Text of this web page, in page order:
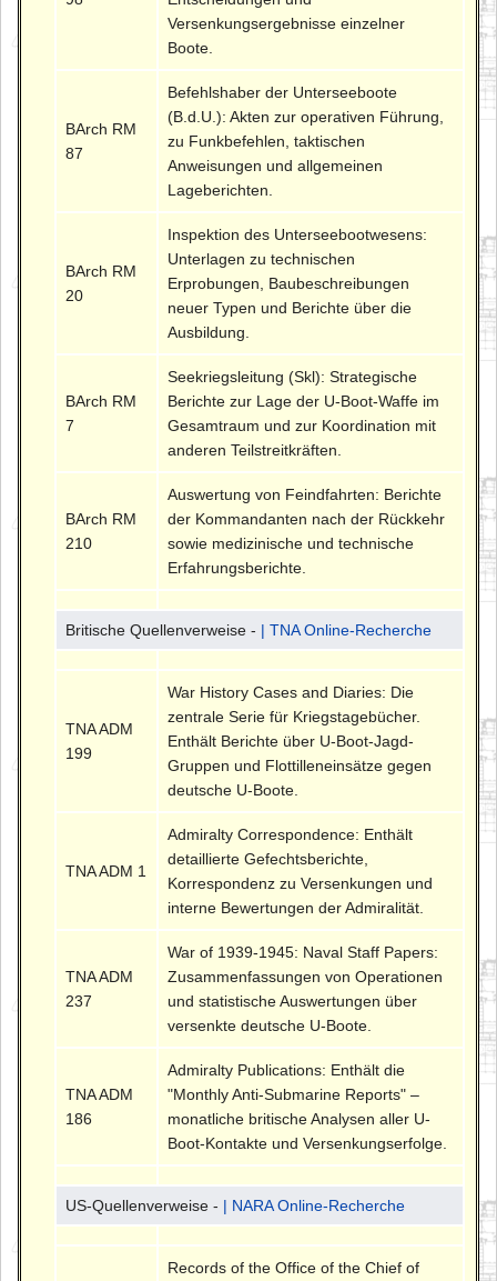
Versenkungsergebnisse einzelner
Boote.
BArch RM
87
Befehlshaber der Unterseeboote
(B.d.U.): Akten zur operativen Führung,
zu Funkbefehlen, taktischen
Anweisungen und allgemeinen
Lageberichten.
BArch RM
20
Inspektion des Unterseebootwesens:
Unterlagen zu technischen
Erprobungen, Baubeschreibungen
neuer Typen und Berichte über die
Ausbildung.
BArch RM
7
Seekriegsleitung (Skl): Strategische
Berichte zur Lage der U-Boot-Waffe im
Gesamtraum und zur Koordination mit
anderen Teilstreitkräften.
BArch RM
210
Auswertung von Feindfahrten: Berichte
der Kommandanten nach der Rückkehr
sowie medizinische und technische
Erfahrungsberichte.
Britische Quellenverweise - | TNA Online-Recherche
TNA ADM
199
War History Cases and Diaries: Die
zentrale Serie für Kriegstagebücher.
Enthält Berichte über U-Boot-Jagd-
Gruppen und Flottilleneinsätze gegen
deutsche U-Boote.
TNA ADM 1
Admiralty Correspondence: Enthält
detaillierte Gefechtsberichte,
Korrespondenz zu Versenkungen und
interne Bewertungen der Admiralität.
TNA ADM
237
War of 1939-1945: Naval Staff Papers:
Zusammenfassungen von Operationen
und statistische Auswertungen über
versenkte deutsche U-Boote.
TNA ADM
186
Admiralty Publications: Enthält die
"Monthly Anti-Submarine Reports" –
monatliche britische Analysen aller U-
Boot-Kontakte und Versenkungserfolge.
US-Quellenverweise - | NARA Online-Recherche
Records of the Office of the Chief of